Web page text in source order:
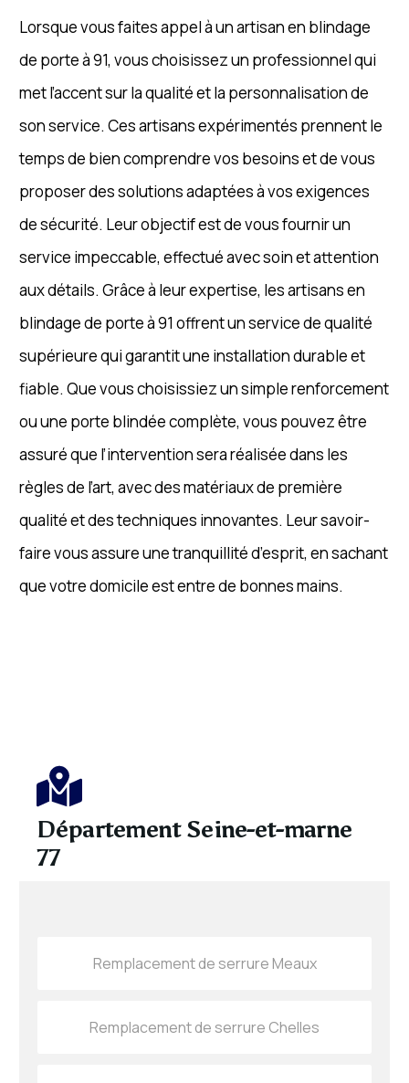
Lorsque vous faites appel à un artisan en blindage
de porte à 91, vous choisissez un professionnel qui
met l’accent sur la qualité et la personnalisation de
son service. Ces artisans expérimentés prennent le
temps de bien comprendre vos besoins et de vous
proposer des solutions adaptées à vos exigences
de sécurité. Leur objectif est de vous fournir un
service impeccable, effectué avec soin et attention
aux détails. Grâce à leur expertise, les artisans en
blindage de porte à 91 offrent un service de qualité
supérieure qui garantit une installation durable et
fiable. Que vous choisissiez un simple renforcement
ou une porte blindée complète, vous pouvez être
assuré que l’intervention sera réalisée dans les
règles de l’art, avec des matériaux de première
qualité et des techniques innovantes. Leur savoir-
faire vous assure une tranquillité d’esprit, en sachant
que votre domicile est entre de bonnes mains.
Département Seine-et-marne
77
Remplacement de serrure Meaux
Remplacement de serrure Chelles